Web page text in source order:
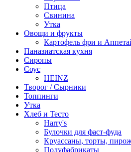
Птица
Свинина
Утка
Овощи и фрукты
Картофель фри и
Паназиатская кухня​
Сиропы
Соус
HEINZ
Творог / Сырники
Топпинги
Утка
Хлеб и Тесто
Harry's
Булочки для фаст-фуда
Круассаны, торты,
Полуфабрикаты